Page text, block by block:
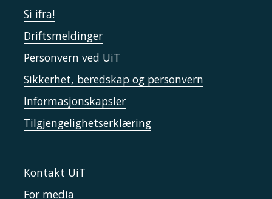
Si ifra!
Driftsmeldinger
Personvern ved UiT
Sikkerhet, beredskap og personvern
Informasjonskapsler
Tilgjengelighetserklæring
Kontakt UiT
For media